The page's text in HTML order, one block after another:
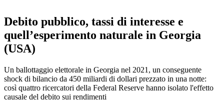
Debito pubblico, tassi di interesse e
quell’esperimento naturale in Georgia
(USA)
Un ballottaggio elettorale in Georgia nel 2021, un conseguente
shock di bilancio da 450 miliardi di dollari prezzato in una notte:
così quattro ricercatori della Federal Reserve hanno isolato l'effetto
causale del debito sui rendimenti